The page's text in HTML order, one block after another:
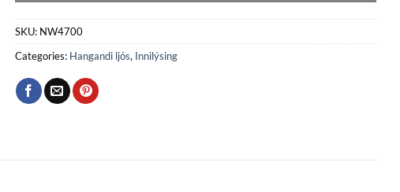
SKU: NW4700
Categories: Hangandi ljós, Innilýsing